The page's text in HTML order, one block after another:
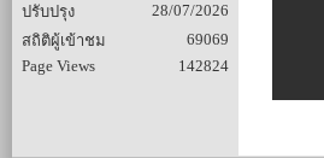
ปรับปรุง
28/07/2026
สถิติผู้เข้าชม
69069
Page Views
142824